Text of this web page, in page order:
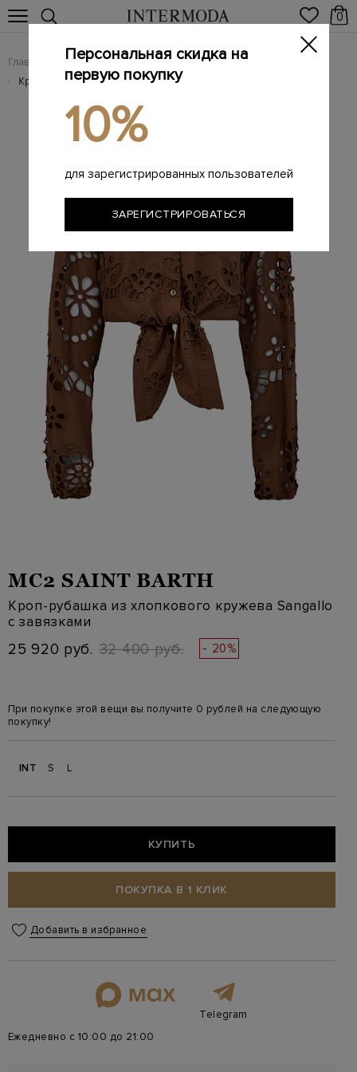
0
Главная Женщинам / Женская одежда / Женские блузы
/ Кроп-рубашка из хлопкового кружева Sangallo с завязками
MC2 SAINT BARTH
Кроп-рубашка из хлопкового кружева Sangallo
с завязками
25 920 руб. 32 400 руб. - 20%
При покупке этой вещи вы получите 0 рублей на следующую
покупку!
INT S L
КУПИТЬ
ПОКУПКА В 1 КЛИК
Добавить в избранное
Telegram
Ежедневно с 10:00 до 21:00
Персональная скидка на
первую покупку
10%
для зарегистрированных пользователей
ЗАРЕГИСТРИРОВАТЬСЯ